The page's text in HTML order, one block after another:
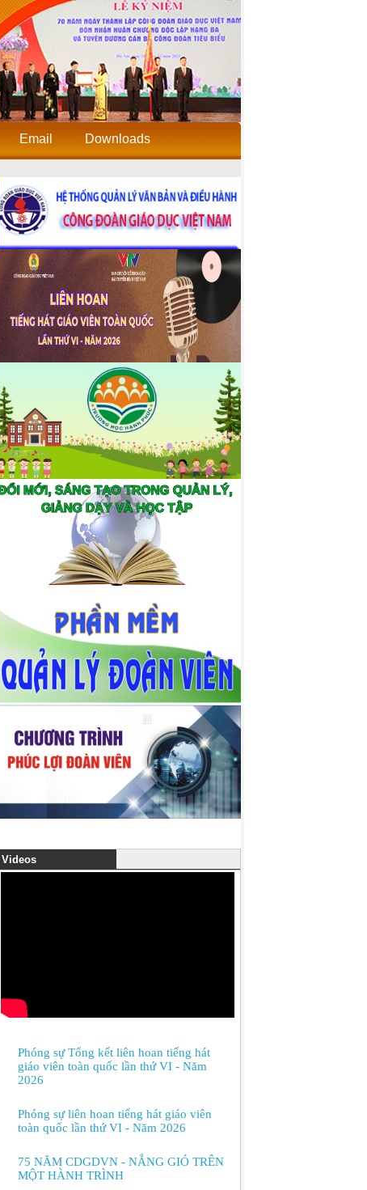
Email Downloads
Videos
Phóng sự Tổng kết liên hoan tiếng hát
giáo viên toàn quốc lần thứ VI - Năm
2026
Phóng sự liên hoan tiếng hát giáo viên
toàn quốc lần thứ VI - Năm 2026
75 NĂM CDGDVN - NẮNG GIÓ TRÊN
MỘT HÀNH TRÌNH